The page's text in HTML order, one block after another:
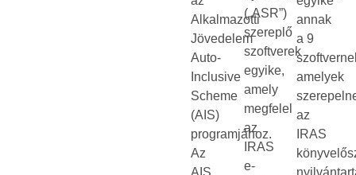
Alkalmazotti
Jövedelem
Auto-
Inclusive
Scheme
(AIS)
programjához.
Az
AIS
(„ASR”)
szereplő
szoftverek
egyike,
amely
megfelel
az
IRAS
e-
annak
a 9
amelyek
az
IRAS